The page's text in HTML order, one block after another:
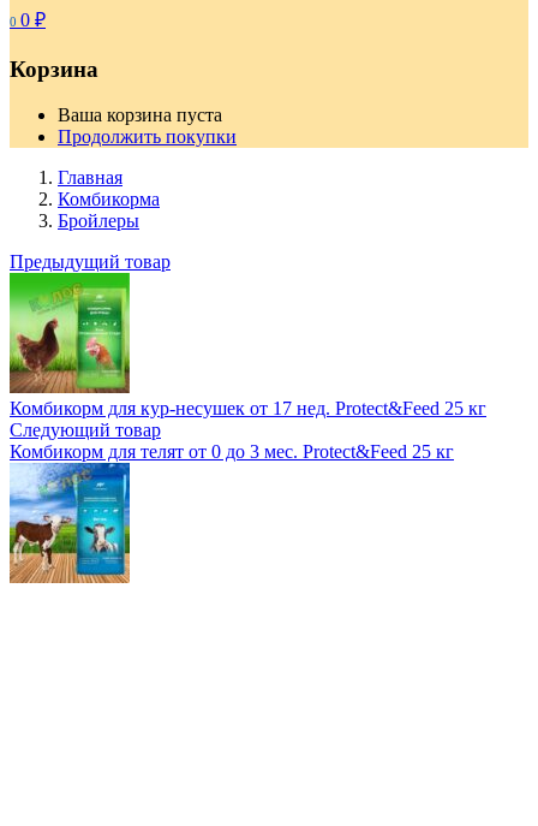
0 0 ₽
Корзина
Ваша корзина пуста
Продолжить покупки
Главная
Комбикорма
Бройлеры
Предыдущий товар
Комбикорм для кур-несушек от 17 нед. Protect&Feed 25 кг
Следующий товар
Комбикорм для телят от 0 до 3 мес. Protect&Feed 25 кг